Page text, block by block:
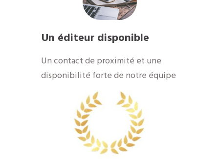
Un éditeur disponible
​Un contact de proximité et une
disponibilité forte de notre équipe